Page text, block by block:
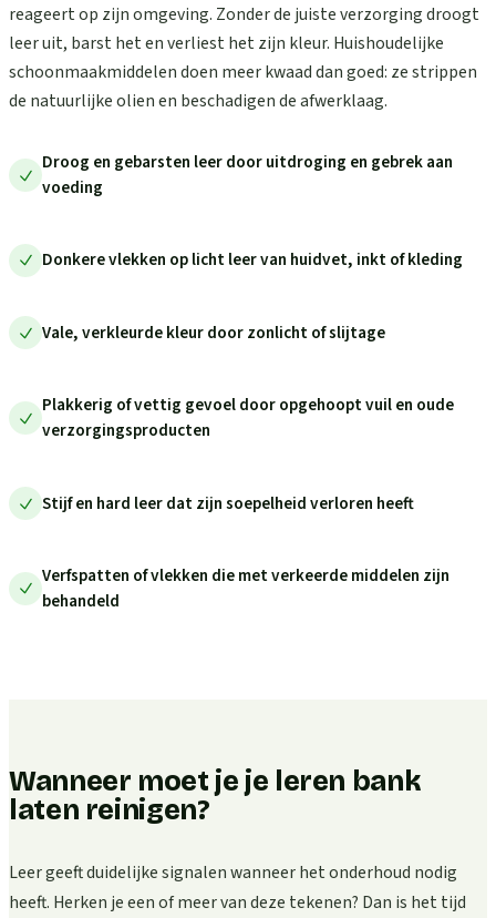
reageert op zijn omgeving. Zonder de juiste verzorging droogt
leer uit, barst het en verliest het zijn kleur. Huishoudelijke
schoonmaakmiddelen doen meer kwaad dan goed: ze strippen
de natuurlijke olien en beschadigen de afwerklaag.
Droog en gebarsten leer door uitdroging en gebrek aan
voeding
Donkere vlekken op licht leer van huidvet, inkt of kleding
Vale, verkleurde kleur door zonlicht of slijtage
Plakkerig of vettig gevoel door opgehoopt vuil en oude
verzorgingsproducten
Stijf en hard leer dat zijn soepelheid verloren heeft
Verfspatten of vlekken die met verkeerde middelen zijn
behandeld
Wanneer moet je je leren bank
laten reinigen?
Leer geeft duidelijke signalen wanneer het onderhoud nodig
heeft. Herken je een of meer van deze tekenen? Dan is het tijd